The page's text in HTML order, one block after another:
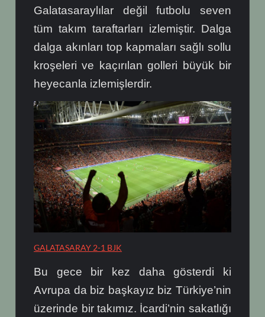
Galatasaraylılar değil futbolu seven
tüm takım taraftarları izlemiştir. Dalga
dalga akınları top kapmaları sağlı sollu
kroşeleri ve kaçırılan golleri büyük bir
heyecanla izlemişlerdir.
GALATASARAY 2-1 BJK
Bu gece bir kez daha gösterdi ki
Avrupa da biz başkayız biz Türkiye’nin
üzerinde bir takımız. İcardi’nin sakatlığı